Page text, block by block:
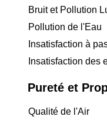
Bruit et Pollution
Pollution de l'Eau
Insatisfaction à
Insatisfaction des
Pureté et
Qualité de l'Air